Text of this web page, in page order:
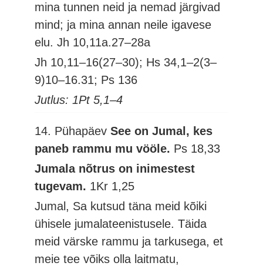
mina tunnen neid ja nemad järgivad
mind; ja mina annan neile igavese
elu.Jh 10,11a.27–28a
Jh 10,11–16(27–30); Hs 34,1–2(3–
9)10–16.31; Ps 136
Jutlus: 1Pt 5,1–4
14. PühapäevSee on Jumal, kes
paneb rammu mu vööle. Ps 18,33
Jumala nõtrus on inimestest
tugevam. 1Kr 1,25
Jumal, Sa kutsud täna meid kõiki
ühisele jumalateenistusele. Täida
meid värske rammu ja tarkusega, et
meie tee võiks olla laitmatu,